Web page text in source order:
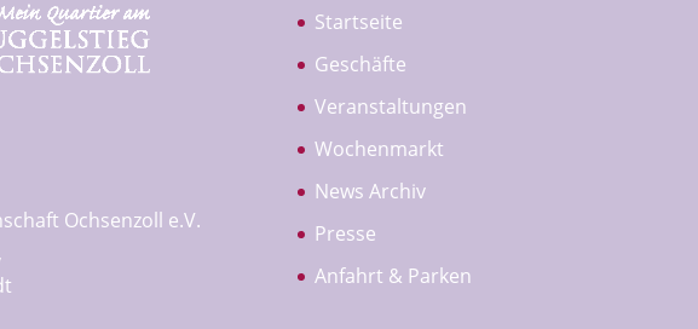
Ochsenzoll e.V.
Startseite
Geschäfte
Veranstaltungen
Wochenmarkt
News Archiv
Presse
Anfahrt & Parken